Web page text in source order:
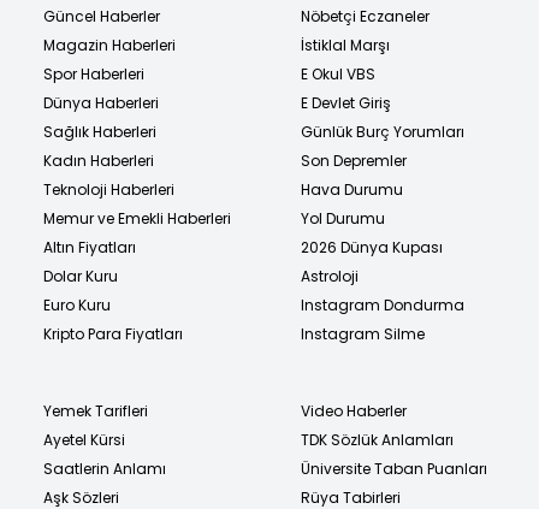
Güncel Haberler
Magazin Haberleri
Spor Haberleri
Dünya Haberleri
Sağlık Haberleri
Kadın Haberleri
Teknoloji Haberleri
Memur ve Emekli Haberleri
Altın Fiyatları
Dolar Kuru
Euro Kuru
Kripto Para Fiyatları
Nöbetçi Eczaneler
İstiklal Marşı
E Okul VBS
E Devlet Giriş
Günlük Burç Yorumları
Son Depremler
Hava Durumu
Yol Durumu
2026 Dünya Kupası
Astroloji
Instagram Dondurma
Instagram Silme
Yemek Tarifleri
Ayetel Kürsi
Saatlerin Anlamı
Aşk Sözleri
Video Haberler
TDK Sözlük Anlamları
Üniversite Taban Puanları
Rüya Tabirleri